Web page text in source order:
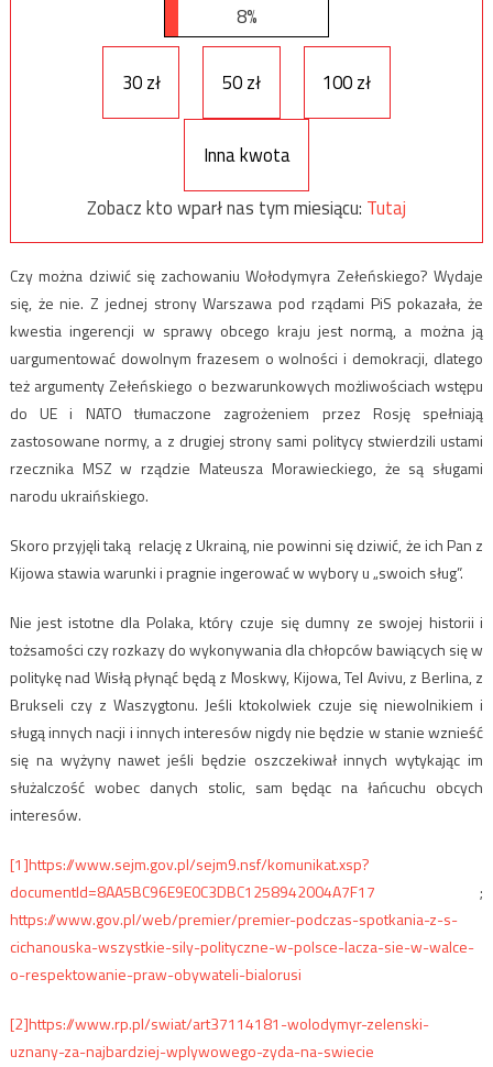
8%
30 zł 50 zł 100 zł
Inna kwota
Zobacz kto wparł nas tym miesiącu: Tutaj
Czy można dziwić się zachowaniu Wołodymyra Zełeńskiego? Wydaje
się, że nie. Z jednej strony Warszawa pod rządami PiS pokazała, że
kwestia ingerencji w sprawy obcego kraju jest normą, a można ją
uargumentować dowolnym frazesem o wolności i demokracji, dlatego
też argumenty Zełeńskiego o bezwarunkowych możliwościach wstępu
do UE i NATO tłumaczone zagrożeniem przez Rosję spełniają
zastosowane normy, a z drugiej strony sami politycy stwierdzili ustami
rzecznika MSZ w rządzie Mateusza Morawieckiego, że są sługami
narodu ukraińskiego.
Skoro przyjęli taką relację z Ukrainą, nie powinni się dziwić, że ich Pan z
Kijowa stawia warunki i pragnie ingerować w wybory u „swoich sług”.
Nie jest istotne dla Polaka, który czuje się dumny ze swojej historii i
tożsamości czy rozkazy do wykonywania dla chłopców bawiących się w
politykę nad Wisłą płynąć będą z Moskwy, Kijowa, Tel Avivu, z Berlina, z
Brukseli czy z Waszygtonu. Jeśli ktokolwiek czuje się niewolnikiem i
sługą innych nacji i innych interesów nigdy nie będzie w stanie wznieść
się na wyżyny nawet jeśli będzie oszczekiwał innych wytykając im
służalczość wobec danych stolic, sam będąc na łańcuchu obcych
interesów.
[1]https://www.sejm.gov.pl/sejm9.nsf/komunikat.xsp?
documentId=8AA5BC96E9E0C3DBC1258942004A7F17 ;
https://www.gov.pl/web/premier/premier-podczas-spotkania-z-s-
cichanouska-wszystkie-sily-polityczne-w-polsce-lacza-sie-w-walce-
o-respektowanie-praw-obywateli-bialorusi
[2]https://www.rp.pl/swiat/art37114181-wolodymyr-zelenski-
uznany-za-najbardziej-wplywowego-zyda-na-swiecie